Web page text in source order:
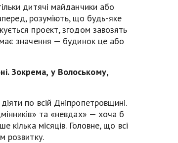
дитячі майданчики або
розуміють, що будь-яке
проект, згодом завозять
значення — будинок це або
Зокрема, у Волоському,
по всій Дніпропетровщині.
та «невдах» — хоча б
місяців. Головне, що всі
розвитку.